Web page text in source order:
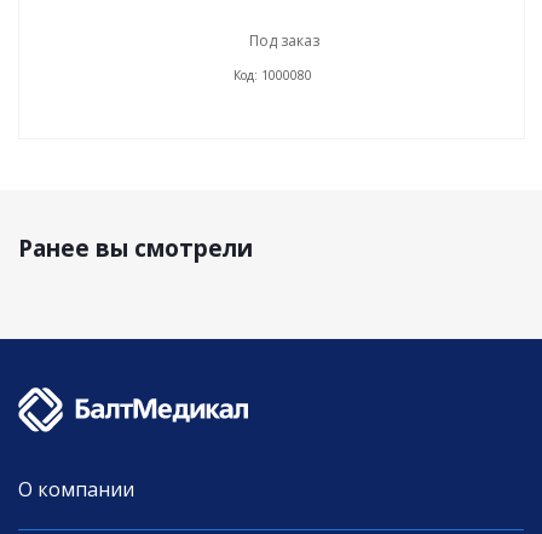
Под заказ
Код: 1000080
Ранее вы смотрели
О компании